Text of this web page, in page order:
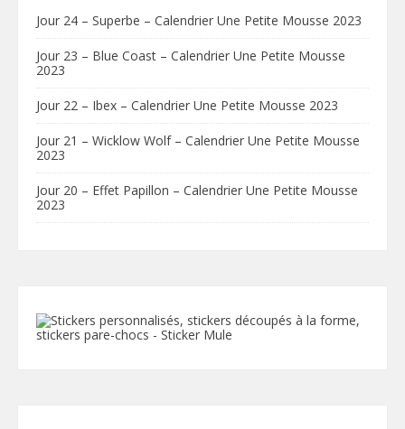
Jour 24 – Superbe – Calendrier Une Petite Mousse 2023
Jour 23 – Blue Coast – Calendrier Une Petite Mousse
2023
Jour 22 – Ibex – Calendrier Une Petite Mousse 2023
Jour 21 – Wicklow Wolf – Calendrier Une Petite Mousse
2023
Jour 20 – Effet Papillon – Calendrier Une Petite Mousse
2023